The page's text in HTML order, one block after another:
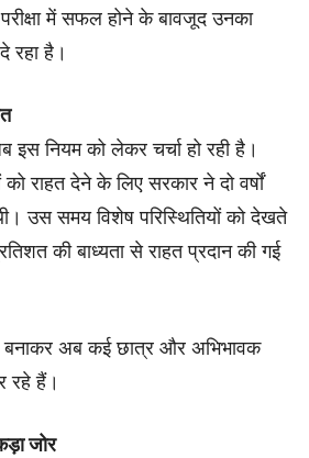
में सफल होने के बावजूद उनका
रहा है।
इस नियम को लेकर चर्चा हो रही है।
को राहत देने के लिए सरकार ने दो वर्षों
उस समय विशेष परिस्थितियों को देखते
की बाध्यता से राहत प्रदान की गई
बनाकर अब कई छात्र और अभिभावक
रहे हैं।
जोर